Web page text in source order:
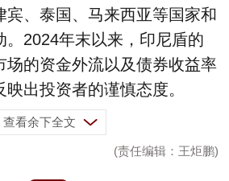
宾、泰国、马来西亚等国家和
。2024年末以来，印尼盾的
场的资金外流以及债券收益率
出投资者的谨慎态度。
查看余下全文
(责任编辑：王炬鹏)